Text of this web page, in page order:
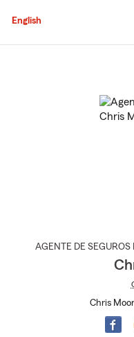
English
AGENTE DE SEGUROS
Chris